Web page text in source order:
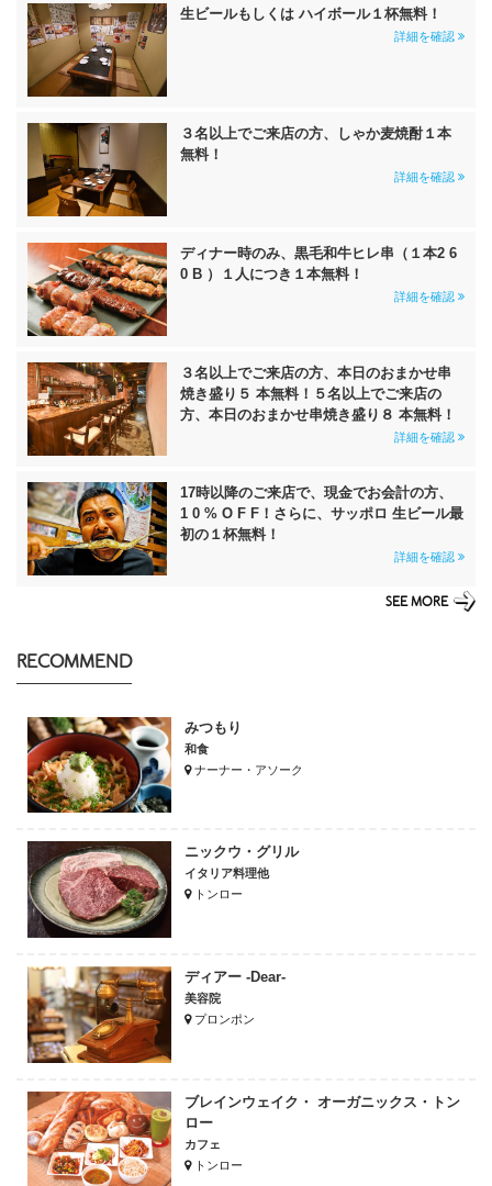
生ビールもしくは ハイボール１杯無料！
詳細を確認
３名以上でご来店の方、しゃか麦焼酎１本
無料！
詳細を確認
ディナー時のみ、黒毛和牛ヒレ串（１本2 6
0 B ）１人につき１本無料！
詳細を確認
３名以上でご来店の方、本日のおまかせ串
焼き盛り５ 本無料！５名以上でご来店の
方、本日のおまかせ串焼き盛り８ 本無料！
詳細を確認
17時以降のご来店で、現金でお会計の方、
1 0 % O F F！さらに、サッポロ 生ビール最
初の１杯無料！
詳細を確認
SEE MORE
RECOMMEND
みつもり
和食
ナーナー・アソーク
ニックウ・グリル
イタリア料理他
トンロー
ディアー -Dear-
美容院
プロンポン
ブレインウェイク・ オーガニックス・トン
ロー
カフェ
トンロー